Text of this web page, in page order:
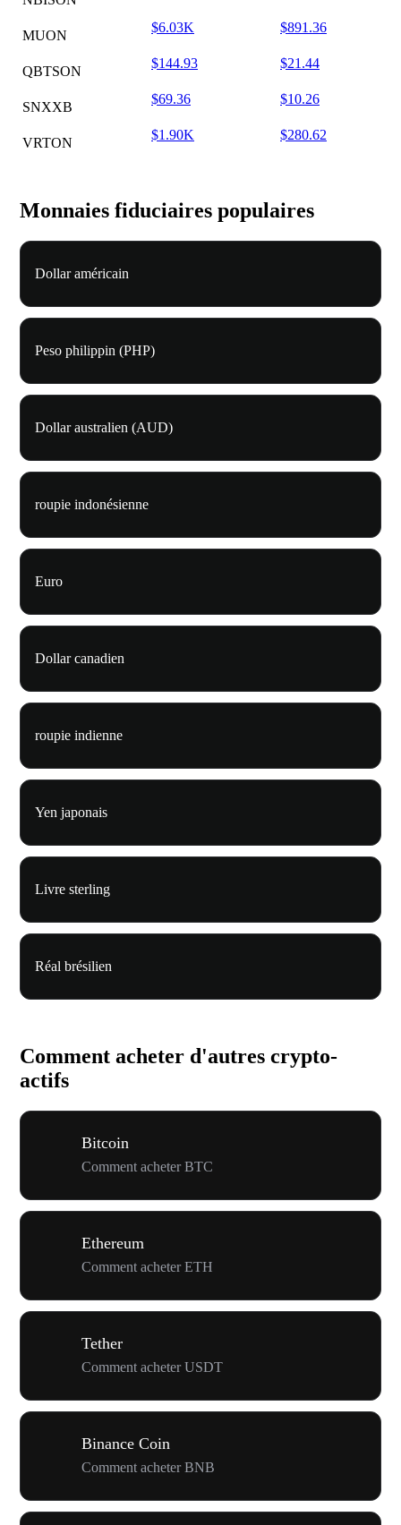
MUON
$6.03K $891.36
QBTSON
$144.93 $21.44
SNXXB
$69.36 $10.26
VRTON
$1.90K $280.62
Monnaies fiduciaires populaires
Dollar américain
Peso philippin (PHP)
Dollar australien (AUD)
roupie indonésienne
Euro
Dollar canadien
roupie indienne
Yen japonais
Livre sterling
Réal brésilien
Comment acheter d'autres crypto-
actifs
Bitcoin
Comment acheter BTC
Ethereum
Comment acheter ETH
Tether
Comment acheter USDT
Binance Coin
Comment acheter BNB